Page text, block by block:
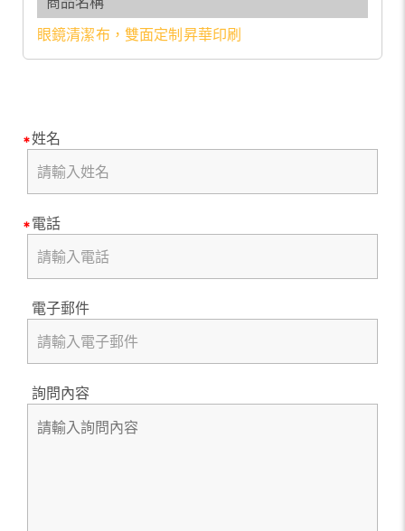
眼鏡清潔布，雙面定制昇華印刷
姓名
電話
電子郵件
詢問內容